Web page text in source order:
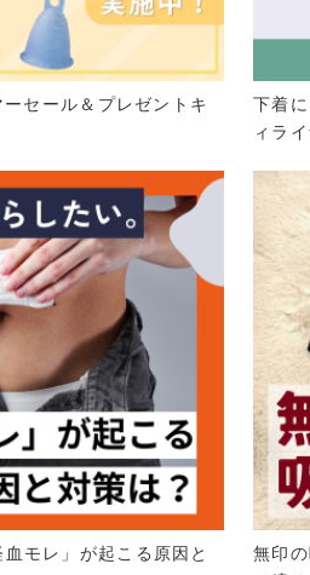
セール＆プレゼントキ
下着
ィラ
モレ」が起こる原因と
無印